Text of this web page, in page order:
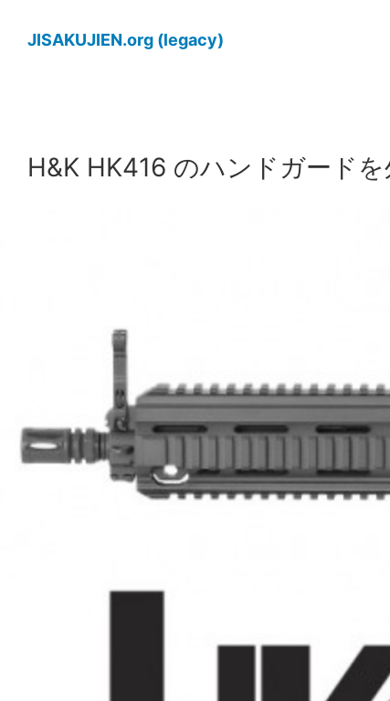
JISAKUJIEN.org (legacy)
H&K HK416 のハンドガード